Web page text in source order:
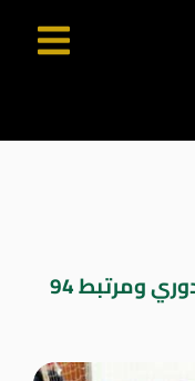
الفريق الأول لكرة اليد ثالث الدوري ومرتبط 94